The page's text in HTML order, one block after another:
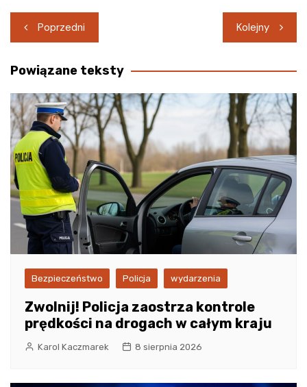
Nawigacja
wpisu
Poprzedni Kolejny
Powiązane teksty
Bezpieczeństwo Policja wydarzenia
Zwolnij! Policja zaostrza kontrole
prędkości na drogach w całym kraju
Karol Kaczmarek 8 sierpnia 2026